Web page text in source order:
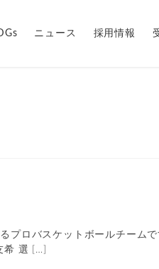
ニュース 採用情報
プロバスケットボールチーム
希 選 […]